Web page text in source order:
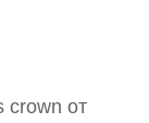
crown от